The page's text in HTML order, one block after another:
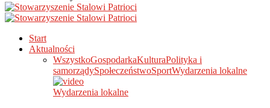
Start
Aktualności
WszystkoGospodarkaKulturaPolityka i
samorządySpołeczeństwoSportWydarzenia lokalne
Wydarzenia lokalne